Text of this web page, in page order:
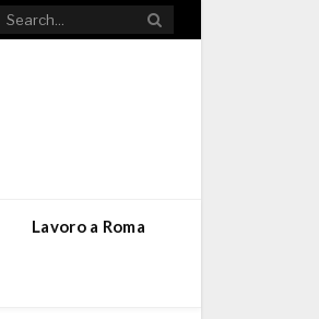
Lavoro a Roma